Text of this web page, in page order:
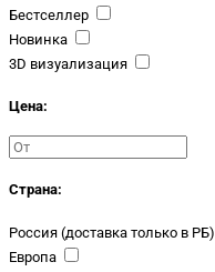
Бестселлер
Новинка
3D визуализация
Цена:
Страна:
Россия (доставка только в РБ)
Европа